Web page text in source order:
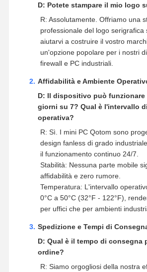
D: Potete stampare il mio logo
R: Assolutamente. Offriamo una
professionale del logo serigrafica
aiutarvi a costruire il vostro
un'opzione popolare per i nostri
firewall e PC industriali.
Affidabilità e Ambiente
D: Il dispositivo può funzionare
giorni su 7? Qual è l'intervallo
operativa?
R: Sì. I mini PC Qotom sono
design fanless di grado
il funzionamento continuo 24/7.
Stabilità: Nessuna parte mobile
affidabilità e zero rumore.
Temperatura: L'intervallo
0°C a 50°C (32°F - 122°F),
per uffici che per ambienti
Spedizione e Tempi di
D: Qual è il tempo di consegna
ordine?
R: Siamo orgogliosi della nostra